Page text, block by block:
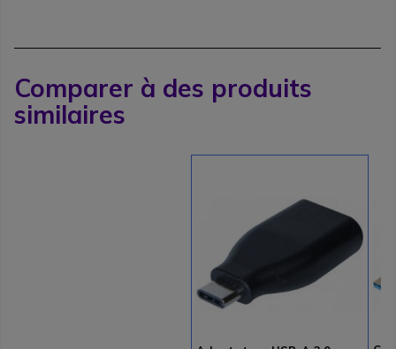
Comparer à des produits
similaires